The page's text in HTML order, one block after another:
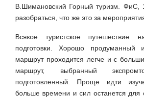
В.Шимановский Горный туризм. ФиС,
разобраться, что же это за
Всякое туристское путешествие
подготовки. Хорошо продуманный
маршрут проходится легче и с
маршрут, выбранный
подготовленный. Проще идти
больше времени и сил останется для